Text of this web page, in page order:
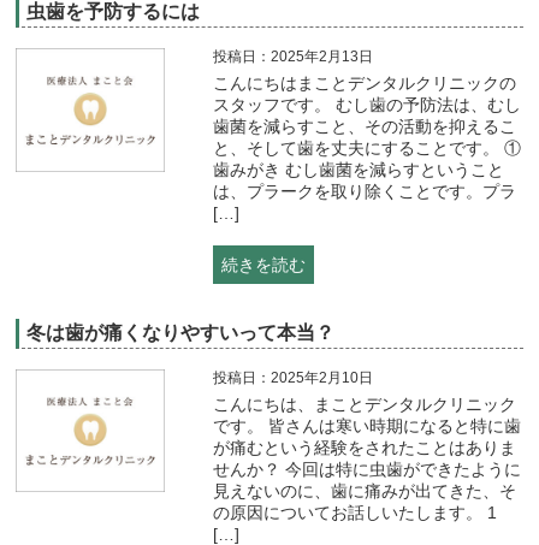
虫歯を予防するには
投稿日：2025年2月13日
こんにちはまことデンタルクリニックの
スタッフです。 むし歯の予防法は、むし
歯菌を減らすこと、その活動を抑えるこ
と、そして歯を丈夫にすることです。 ①
歯みがき むし歯菌を減らすということ
は、プラークを取り除くことです。プラ
[…]
続きを読む
冬は歯が痛くなりやすいって本当？
投稿日：2025年2月10日
こんにちは、まことデンタルクリニック
です。 皆さんは寒い時期になると特に歯
が痛むという経験をされたことはありま
せんか？ 今回は特に虫歯ができたように
見えないのに、歯に痛みが出てきた、そ
の原因についてお話しいたします。 1
[…]